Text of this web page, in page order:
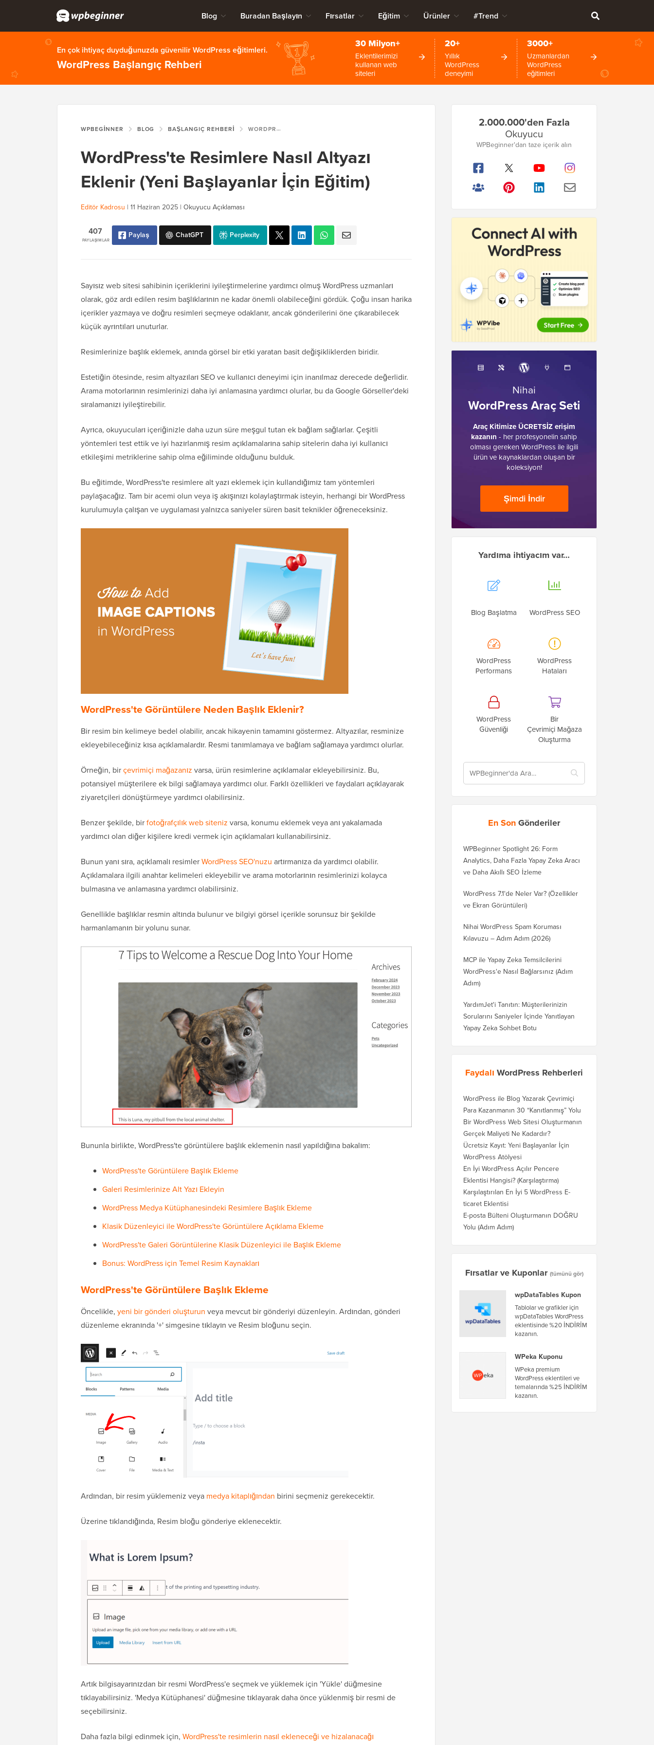
Blog Buradan Başlayın Fırsatlar Eğitim Ürünler #Trend
En çok ihtiyaç duyduğunuzda güvenilir WordPress eğitimleri.
WordPress Başlangıç Rehberi
30 Milyon+
Eklentilerimizi
kullanan web
siteleri
20+
Yıllık
WordPress
deneyimi
3000+
Uzmanlardan
WordPress
eğitimleri
WPBEGINNER BLOG BAŞLANGIÇ REHBERI WORDPRESS'TE RESIMLERE NASIL ALTYAZI EKLENIR (YENI BAŞLAYANLAR İÇIN EĞITIM)
WordPress'te Resimlere Nasıl Altyazı
Eklenir (Yeni Başlayanlar İçin Eğitim)
Editör Kadrosu | 11 Haziran 2025 | Okuyucu Açıklaması
PAYLAŞIMLAR
407 Paylaş ChatGPT Perplexity
Sayısız web sitesi sahibinin içeriklerini iyileştirmelerine yardımcı olmuş WordPress uzmanları
olarak, göz ardı edilen resim başlıklarının ne kadar önemli olabileceğini gördük. Çoğu insan harika
içerikler yazmaya ve doğru resimleri seçmeye odaklanır, ancak gönderilerini öne çıkarabilecek
küçük ayrıntıları unuturlar.
Resimlerinize başlık eklemek, anında görsel bir etki yaratan basit değişikliklerden biridir.
Estetiğin ötesinde, resim altyazıları SEO ve kullanıcı deneyimi için inanılmaz derecede değerlidir.
Arama motorlarının resimlerinizi daha iyi anlamasına yardımcı olurlar, bu da Google Görseller'deki
sıralamanızı iyileştirebilir.
Ayrıca, okuyucuları içeriğinizle daha uzun süre meşgul tutan ek bağlam sağlarlar. Çeşitli
yöntemleri test ettik ve iyi hazırlanmış resim açıklamalarına sahip sitelerin daha iyi kullanıcı
etkileşimi metriklerine sahip olma eğiliminde olduğunu bulduk.
Bu eğitimde, WordPress'te resimlere alt yazı eklemek için kullandığımız tam yöntemleri
paylaşacağız. Tam bir acemi olun veya iş akışınızı kolaylaştırmak isteyin, herhangi bir WordPress
kurulumuyla çalışan ve uygulaması yalnızca saniyeler süren basit teknikler öğreneceksiniz.
WordPress'te Görüntülere Neden Başlık Eklenir?
Bir resim bin kelimeye bedel olabilir, ancak hikayenin tamamını göstermez. Altyazılar, resminize
ekleyebileceğiniz kısa açıklamalardır. Resmi tanımlamaya ve bağlam sağlamaya yardımcı olurlar.
Örneğin, birçevrimiçi mağazanız varsa, ürün resimlerine açıklamalar ekleyebilirsiniz. Bu,
potansiyel müşterilere ek bilgi sağlamaya yardımcı olur. Farklı özellikleri ve faydaları açıklayarak
ziyaretçileri dönüştürmeye yardımcı olabilirsiniz.
Benzer şekilde, birfotoğrafçılık web siteniz varsa, konumu eklemek veya anı yakalamada
yardımcı olan diğer kişilere kredi vermek için açıklamaları kullanabilirsiniz.
Bunun yanı sıra, açıklamalı resimlerWordPress SEO'nuzu artırmanıza da yardımcı olabilir.
Açıklamalara ilgili anahtar kelimeleri ekleyebilir ve arama motorlarının resimlerinizi kolayca
bulmasına ve anlamasına yardımcı olabilirsiniz.
Genellikle başlıklar resmin altında bulunur ve bilgiyi görsel içerikle sorunsuz bir şekilde
harmanlamanın bir yolunu sunar.
Bununla birlikte, WordPress'te görüntülere başlık eklemenin nasıl yapıldığına bakalım:
WordPress'te Görüntülere Başlık Ekleme
Galeri Resimlerinize Alt Yazı Ekleyin
WordPress Medya Kütüphanesindeki Resimlere Başlık Ekleme
Klasik Düzenleyici ile WordPress'te Görüntülere Açıklama Ekleme
WordPress'te Galeri Görüntülerine Klasik Düzenleyici ile Başlık Ekleme
Bonus: WordPress için Temel Resim Kaynakları
WordPress'te Görüntülere Başlık Ekleme
Öncelikle, yeni bir gönderi oluşturun veya mevcut bir gönderiyi düzenleyin. Ardından, gönderi
düzenleme ekranında '+' simgesine tıklayın ve Resim bloğunu seçin.
Ardından, bir resim yüklemeniz veya medya kitaplığından birini seçmeniz gerekecektir.
Üzerine tıklandığında, Resim bloğu gönderiye eklenecektir.
Artık bilgisayarınızdan bir resmi WordPress'e seçmek ve yüklemek için 'Yükle' düğmesine
tıklayabilirsiniz. 'Medya Kütüphanesi' düğmesine tıklayarak daha önce yüklenmiş bir resmi de
seçebilirsiniz.
Daha fazla bilgi edinmek için, WordPress'te resimlerin nasıl ekleneceği ve hizalanacağı
Kenar
Çubuğu
2.000.000'den Fazla
Okuyucu
WPBeginner'dan taze içerik alın
Nihai
WordPress Araç Seti
Araç Kitimize ÜCRETSİZ erişim
kazanın - her profesyonelin sahip
olması gereken WordPress ile ilgili
ürün ve kaynaklardan oluşan bir
koleksiyon!
Şimdi İndir
Yardıma ihtiyacım var…
Blog Başlatma WordPress SEO
WordPress
Performans
WordPress
Hataları
WordPress
Güvenliği
Bir
Çevrimiçi Mağaza
Oluşturma
En SonGönderiler
WPBeginner Spotlight 26: Form
Analytics, Daha Fazla Yapay Zeka Aracı
ve Daha Akıllı SEO İzleme
WordPress 7.1'de Neler Var? (Özellikler
ve Ekran Görüntüleri)
Nihai WordPress Spam Koruması
Kılavuzu – Adım Adım (2026)
MCP ile Yapay Zeka Temsilcilerini
WordPress'e Nasıl Bağlarsınız (Adım
Adım)
YardımJet'i Tanıtın: Müşterilerinizin
Sorularını Saniyeler İçinde Yanıtlayan
Yapay Zeka Sohbet Botu
Faydalı WordPress Rehberleri
WordPress ile Blog Yazarak Çevrimiçi
Para Kazanmanın 30 “Kanıtlanmış” Yolu
Bir WordPress Web Sitesi Oluşturmanın
Gerçek Maliyeti Ne Kadardır?
Ücretsiz Kayıt: Yeni Başlayanlar İçin
WordPress Atölyesi
En İyi WordPress Açılır Pencere
Eklentisi Hangisi? (Karşılaştırma)
Karşılaştırılan En İyi 5 WordPress E-
ticaret Eklentisi
E-posta Bülteni Oluşturmanın DOĞRU
Yolu (Adım Adım)
Fırsatlar ve Kuponlar (tümünü gör)
wpDataTables Kupon
Tablolar ve grafikler için
wpDataTables WordPress
eklentisinde %20 İNDİRİM
kazanın.
WPeka Kuponu
WPeka premium
WordPress eklentileri ve
temalarında %25 İNDİRİM
kazanın.